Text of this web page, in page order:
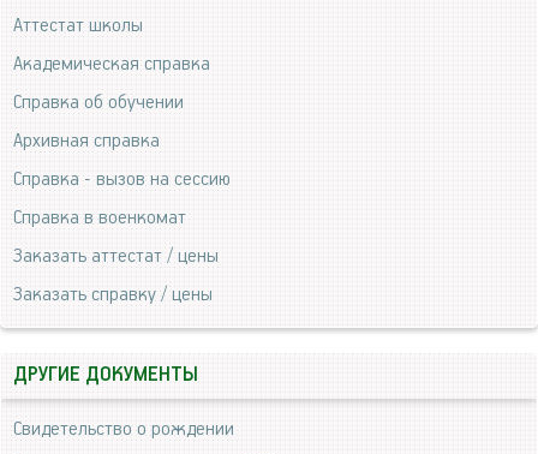
Аттестат школы
Академическая справка
Справка об обучении
Архивная справка
Справка - вызов на сессию
Справка в военкомат
Заказать аттестат / цены
Заказать справку / цены
ДРУГИЕ ДОКУМЕНТЫ
Свидетельство о рождении